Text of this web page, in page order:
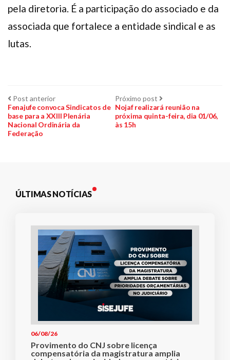
pela diretoria. É a participação do associado e da
associada que fortalece a entidade sindical e as
lutas.
Navegação
de
Post
Post anteriorPost
anterior:
Fenajufe convoca Sindicatos de
base para a XXIII Plenária
Nacional Ordinária da
Federação
Próximo post Próximo
post:
Nojaf realizará reunião na
próxima quinta-feira, dia 01/06,
às 15h
ÚLTIMAS NOTÍCIAS
06/08/26
Provimento do CNJ sobre licença
compensatória da magistratura amplia